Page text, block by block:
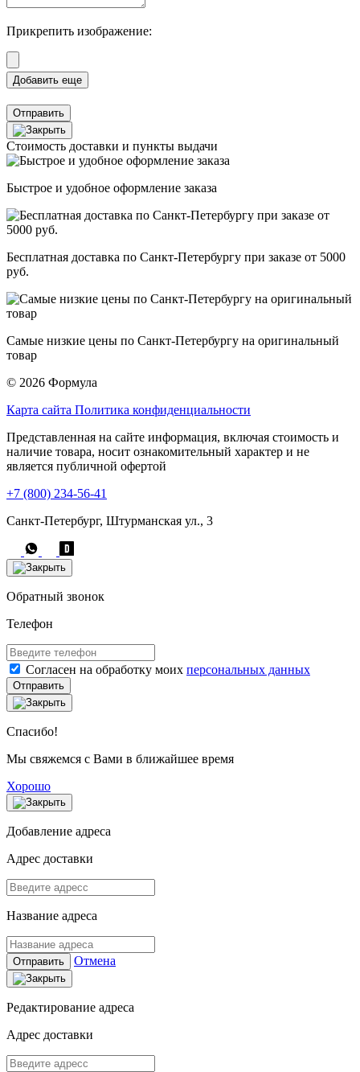
Прикрепить изображение:
Отправить
Стоимость доставки и пункты выдачи
Быстрое и удобное оформление заказа
Бесплатная доставка по Санкт-Петербургу при заказе от 5000
руб.
Самые низкие цены по Санкт-Петербургу на оригинальный
товар
© 2026 Формула
Карта сайта Политика конфиденциальности
Представленная на сайте информация, включая стоимость и
наличие товара, носит ознакомительный характер и не
является публичной офертой
+7 (800) 234-56-41
Санкт-Петербург, Штурманская ул., 3
Обратный звонок
Телефон
Согласен на обработку моих персональных данных
Отправить
Спасибо!
Мы свяжемся с Вами в ближайшее время
Хорошо
Добавление адреса
Адрес доставки
Название адреса
Отправить Отмена
Редактирование адреса
Адрес доставки